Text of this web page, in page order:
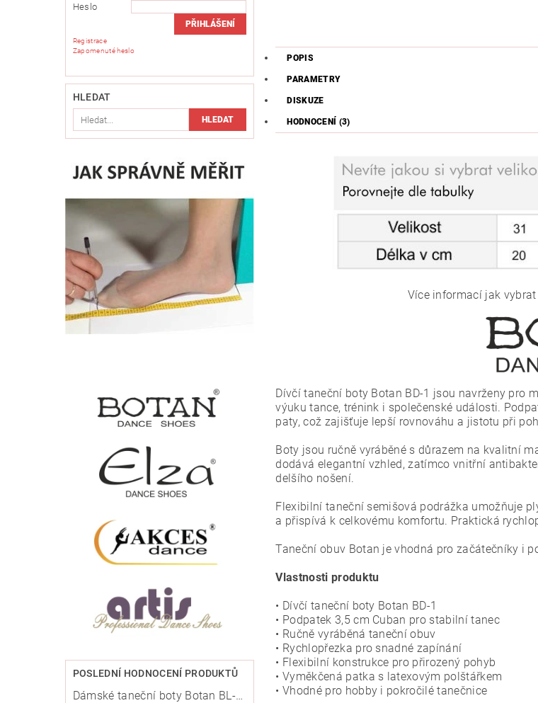
Heslo
Registrace
Zapomenuté heslo
HLEDAT
POSLEDNÍ HODNOCENÍ PRODUKTŮ
Dámské taneční boty Botan BL-8 stříbrná 6,5 cm Flare
POPIS
PARAMETRY
DISKUZE
HODNOCENÍ (3)
Více informací jak
Dívčí taneční boty Botan BD-1 jsou navrženy pro
výuku tance, trénink i společenské události.
paty, což zajišťuje lepší rovnováhu a jistotu při
Boty jsou ručně vyráběné s důrazem na kvalitní
dodává elegantní vzhled, zatímco vnitřní
delšího nošení.
Flexibilní taneční semišová podrážka umožňuje
a přispívá k celkovému komfortu. Praktická
Taneční obuv Botan je vhodná pro začátečníky i
Vlastnosti produktu
• Dívčí taneční boty Botan BD-1
• Podpatek 3,5 cm Cuban pro stabilní tanec
• Ručně vyráběná taneční obuv
• Rychlopřezka pro snadné zapínání
• Flexibilní konstrukce pro přirozený pohyb
• Vyměkčená patka s latexovým polštářkem
• Vhodné pro hobby i pokročilé tanečnice